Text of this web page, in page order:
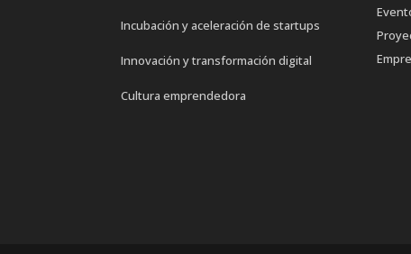
Incubación y aceleración de startups
Innovación y transformación digital
Cultura emprendedora